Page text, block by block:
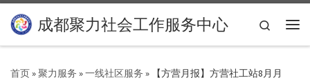
Skip to content
成都聚力社会工作服务中心
Search
首页»聚力服务 »一线社区服务 »
【方营月报】方营社工站8月月